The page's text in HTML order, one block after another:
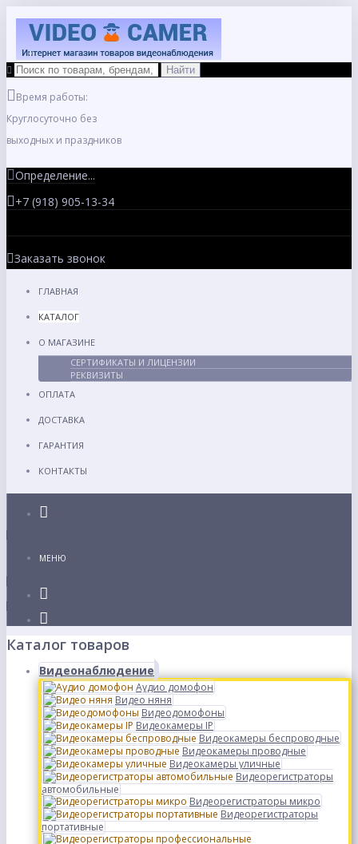
Время работы:
Круглосуточно без
выходных и праздников
Определение...
+7 (918) 905-13-34
Заказать звонок
ГЛАВНАЯ
КАТАЛОГ
О МАГАЗИНЕ
СЕРТИФИКАТЫ И ЛИЦЕНЗИИ
РЕКВИЗИТЫ
ОПЛАТА
ДОСТАВКА
ГАРАНТИЯ
КОНТАКТЫ
МЕНЮ
Каталог товаров
Видеонаблюдение
Аудио домофон
Видео няня
Видеодомофоны
Видеокамеры IP
Видеокамеры беспроводные
Видеокамеры проводные
Видеокамеры уличные
Видеорегистраторы
автомобильные
Видеорегистраторы микро
Видеорегистраторы
портативные